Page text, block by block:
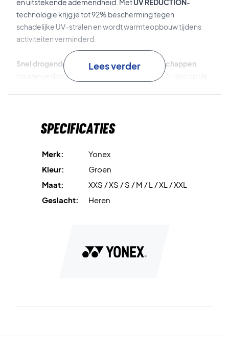
en uitstekende ademendheid. MetUV REDUCTION-
technologie krijg je tot 92% bescherming tegen
schadelijke UV-stralen en wordt warmteopbouw tijdens
activiteiten verminderd.
Snel drogende en vochtregulerende eigenschappen
houden je droog en comfortabel, of je nu hard traint op de
Wil je functionaliteit en een frisse look? – Koop dit t-shirt
Blue Green
Lees verder
Specificaties
Merk:
Yonex
Kleur:
Groen
Maat:
XXS / XS / S / M / L / XL / XXL
Geslacht:
Heren